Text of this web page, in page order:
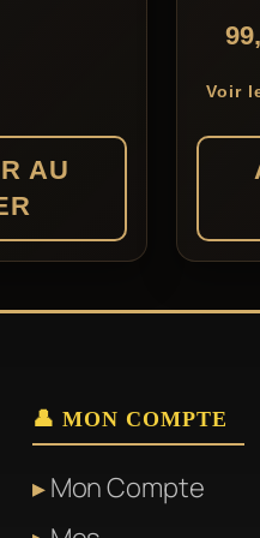
AU
Voir
👤 MON COMPTE
Mon Compte